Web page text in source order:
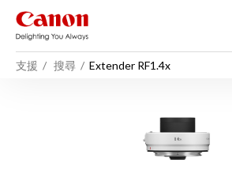
支援 搜尋 Extender RF1.4x